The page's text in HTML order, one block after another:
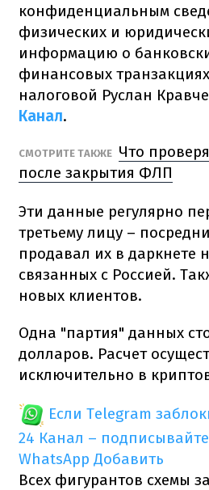
конфиденциальным
физических и
информацию о
финансовых
налоговой Руслан
Канал.
СМОТРИТЕ ТАКЖЕ Что
после закрытия ФЛП
Эти данные регулярно
третьему лицу –
продавал их в даркнете
связанных с Россией.
новых клиентов.
Одна "партия" данных
долларов. Расчет
исключительно в
Если Telegram
24 Канал –
WhatsApp Добавить
Всех фигурантов схемы